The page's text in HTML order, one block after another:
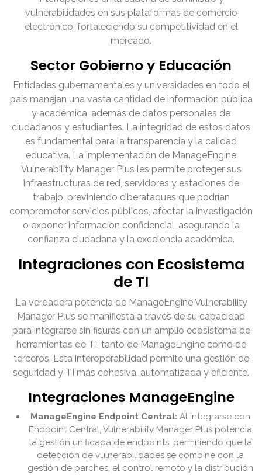
vulnerabilidades en sus plataformas de comercio
electrónico, fortaleciendo su competitividad en el
mercado.
Sector Gobierno y Educación
Entidades gubernamentales y universidades en todo el
país manejan una vasta cantidad de información pública
y académica, además de datos personales de
ciudadanos y estudiantes. La integridad de estos datos
es fundamental para la transparencia y la calidad
educativa. La implementación de ManageEngine
Vulnerability Manager Plus les permite proteger sus
infraestructuras de red, servidores y estaciones de
trabajo, previniendo ciberataques que podrían
comprometer servicios públicos, afectar la investigación
o exponer información confidencial, asegurando la
confianza ciudadana y la excelencia académica.
Integraciones con Ecosistema
de TI
La verdadera potencia de ManageEngine Vulnerability
Manager Plus se manifiesta a través de su capacidad
para integrarse sin fisuras con un amplio ecosistema de
herramientas de TI, tanto de ManageEngine como de
terceros. Esta interoperabilidad permite una gestión de
seguridad y TI más cohesiva, automatizada y eficiente.
Integraciones ManageEngine
ManageEngine Endpoint Central: Al integrarse con
Endpoint Central, Vulnerability Manager Plus potencia
la gestión unificada de endpoints, permitiendo que la
detección de vulnerabilidades se combine con la
gestión de parches, el control remoto y la distribución